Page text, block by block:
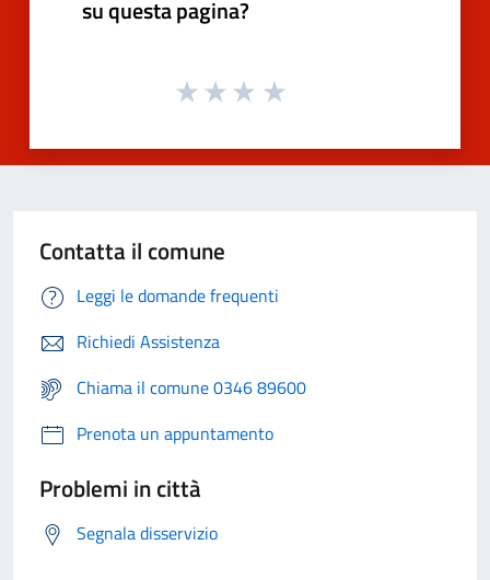
su questa pagina?
Contatta il comune
Leggi le domande frequenti
Richiedi Assistenza
Chiama il comune 0346 89600
Prenota un appuntamento
Problemi in città
Segnala disservizio